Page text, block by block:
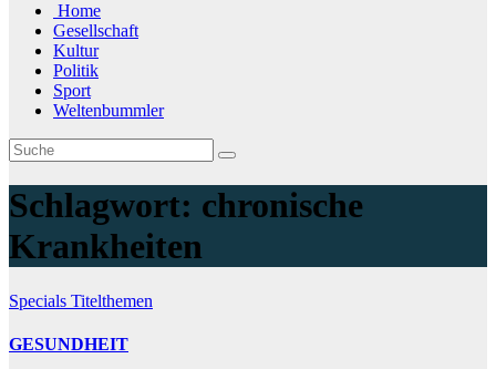
Home
Gesellschaft
Kultur
Politik
Sport
Weltenbummler
Schlagwort: chronische
Krankheiten
Specials Titelthemen
GESUNDHEIT